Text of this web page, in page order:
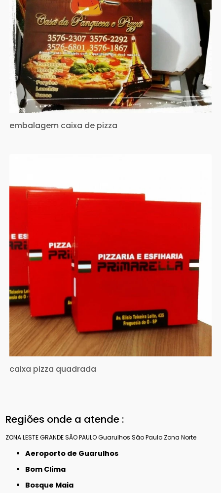
embalagem caixa de pizza
caixa pizza quadrada
Regiões onde a atende :
ZONA LESTEGRANDE SÃO PAULOGuarulhos São Paulo Zona Norte
Aeroporto de Guarulhos
Bom Clima
Bosque Maia